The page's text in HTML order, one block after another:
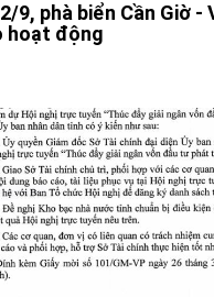
9, phà biển Cần Giờ -
hoạt động